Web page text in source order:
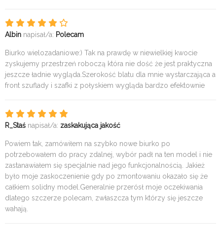
Albin napisał/a: Polecam
Biurko wielozadaniowe:) Tak na prawdę w niewielkiej kwocie
zyskujemy przestrzeń roboczą która nie dość że jest praktyczna
jeszcze ładnie wygląda.Szerokość blatu dla mnie wystarczająca a
front szuflady i szafki z połyskiem wygląda bardzo efektownie
R_Staś napisał/a: zaskakująca jakość
Powiem tak, zamówiłem na szybko nowe biurko po
potrzebowałem do pracy zdalnej, wybór padł na ten model i nie
zastanawiałem się specjalnie nad jego funkcjonalnością. Jakież
było moje zaskoczenienie gdy po zmontowaniu okazało się że
całkiem solidny model.Generalnie przerósł moje oczekiwania
dlatego szczerze polecam, zwłaszcza tym którzy się jeszcze
wahają.